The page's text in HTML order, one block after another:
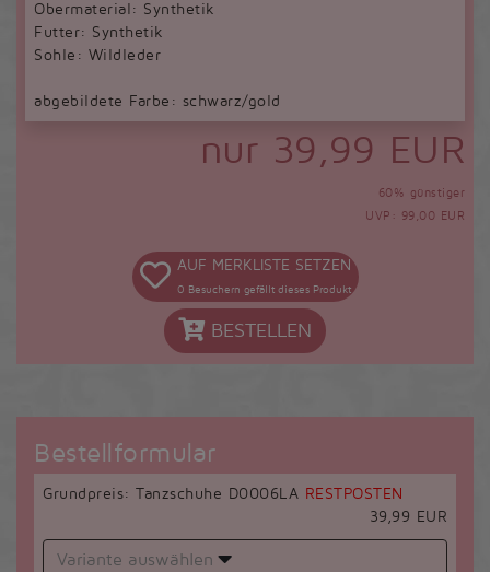
Obermaterial: Synthetik
Futter: Synthetik
Sohle: Wildleder
abgebildete Farbe: schwarz/gold
nur 39,99 EUR
60% günstiger
UVP: 99,00 EUR
AUF MERKLISTE SETZEN
0 Besuchern gefällt dieses Produkt
BESTELLEN
Bestellformular
Grundpreis: Tanzschuhe D0006LA RESTPOSTEN
39,99 EUR
Variante auswählen